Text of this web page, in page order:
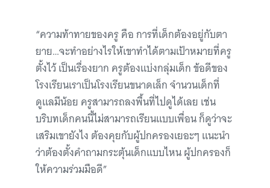
“ความท้าทายของครู คือ การที่เด็กต้องอยู่กับตา
ยาย…จะทำอย่างไรให้เขาทำได้ตามเป้าหมายที่ครู
ตั้งไว้ เป็นเรื่องยาก ครูต้องแบ่งกลุ่มเด็ก ข้อดีของ
โรงเรียนเราเป็นโรงเรียนขนาดเล็ก จำนวนเด็กที่
ดูแลมีน้อย ครูสามารถลงพื้นที่ไปดูได้เลย เช่น
บริบทเด็กคนนี้ไม่สามารถเรียนแบบเพื่อน ก็ดูว่าจะ
เสริมเขายังไง ต้องคุยกับผู้ปกครองเยอะๆ แนะนำ
ว่าต้องตั้งคำถามกระตุ้นเด็กแบบไหน ผู้ปกครองก็
ให้ความร่วมมือดี”